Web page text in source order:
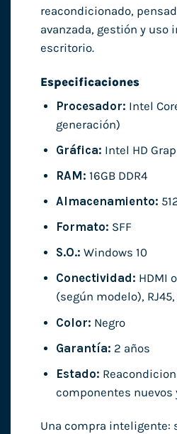
reacondicionado,
avanzada, gestión y uso
escritorio.
Especificaciones
Procesador: Intel
generación)
Gráfica: Intel HD
RAM: 16GB DDR4
Almacenamiento:
Formato: SFF
S.O.: Windows 10
Conectividad: HDMI
(según modelo), RJ45,
Color: Negro
Garantía: 2 años
Estado:
componentes nuevos
Una compra inteligente: